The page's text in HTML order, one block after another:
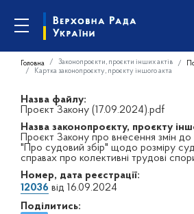
Головна Законопроєкти, проєкти інших актів
Картка законопроєкту, проєкту іншого акта
Назва файлу:
Проєкт Закону (17.09.2024).pdf
Назва законопроєкту, проєкту
Проєкт Закону про внесення змін до
"Про судовий збір" щодо розміру
справах про колективні трудові
Номер, дата реєстрації:
12036 від 16.09.2024
Поділитись: